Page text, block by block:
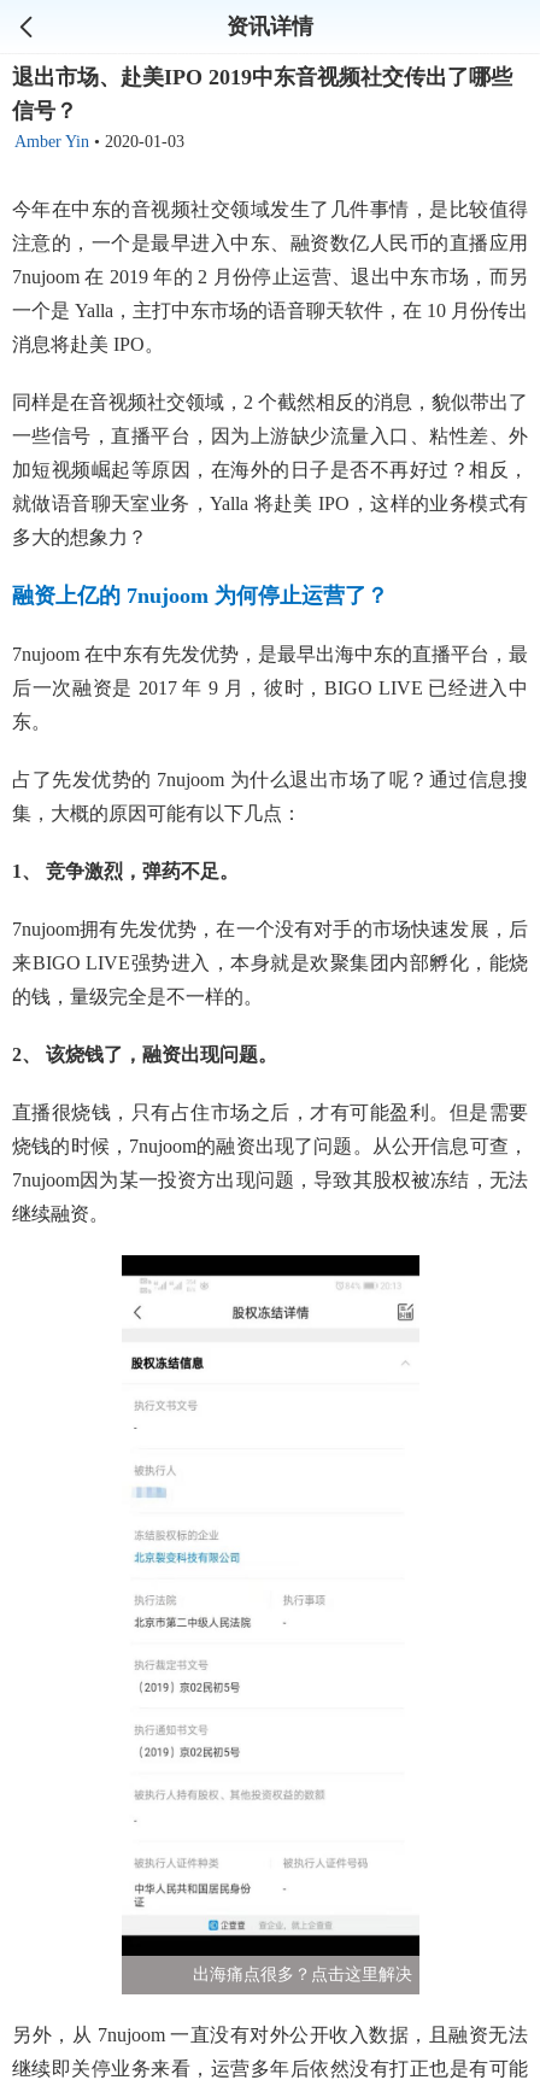
资讯详情
退出市场、赴美IPO 2019中东音视频社交传出了哪些
信号？
Amber Yin • 2020-01-03
今年在中东的音视频社交领域发生了几件事情，是比较值得
注意的，一个是最早进入中东、融资数亿人民币的直播应用
7nujoom 在 2019 年的 2 月份停止运营、退出中东市场，而另
一个是 Yalla，主打中东市场的语音聊天软件，在 10 月份传出
消息将赴美 IPO。
同样是在音视频社交领域，2 个截然相反的消息，貌似带出了
一些信号，直播平台，因为上游缺少流量入口、粘性差、外
加短视频崛起等原因，在海外的日子是否不再好过？相反，
就做语音聊天室业务，Yalla 将赴美 IPO，这样的业务模式有
多大的想象力？
融资上亿的 7nujoom 为何停止运营了？
7nujoom 在中东有先发优势，是最早出海中东的直播平台，最
后一次融资是 2017 年 9 月，彼时，BIGO LIVE 已经进入中
东。
占了先发优势的 7nujoom 为什么退出市场了呢？通过信息搜
集，大概的原因可能有以下几点：
1、 竞争激烈，弹药不足。
7nujoom拥有先发优势，在一个没有对手的市场快速发展，后
来BIGO LIVE强势进入，本身就是欢聚集团内部孵化，能烧
的钱，量级完全是不一样的。
2、 该烧钱了，融资出现问题。
直播很烧钱，只有占住市场之后，才有可能盈利。但是需要
烧钱的时候，7nujoom的融资出现了问题。从公开信息可查，
7nujoom因为某一投资方出现问题，导致其股权被冻结，无法
继续融资。
出海痛点很多？点击这里解决
另外，从 7nujoom 一直没有对外公开收入数据，且融资无法
继续即关停业务来看，运营多年后依然没有打正也是有可能